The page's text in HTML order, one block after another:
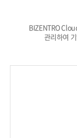
BIZENTRO
관리하여